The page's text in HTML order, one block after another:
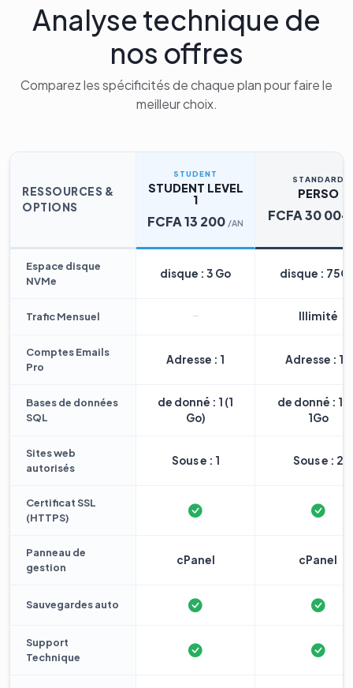
Analyse technique de
nos offres
Comparez les spécificités de chaque plan pour faire le
meilleur choix.
RESSOURCES &
OPTIONS
STUDENT
STUDENT LEVEL
1
FCFA 13 200 /AN
STANDARD
PERSO
FCFA 30 004
Espace disque
NVMe
disque : 3 Go disque :
Trafic Mensuel Illimité
Comptes Emails
Pro
Adresse : 1 Adresse : 10
Bases de données
SQL
de donné : 1 (1
Go)
de donné : 1
1Go
Sites web
autorisés
Sous e : 1 Sous e : 2
Certificat SSL
(HTTPS)
Panneau de
gestion
cPanel cPanel
Sauvegardes auto
Support
Technique